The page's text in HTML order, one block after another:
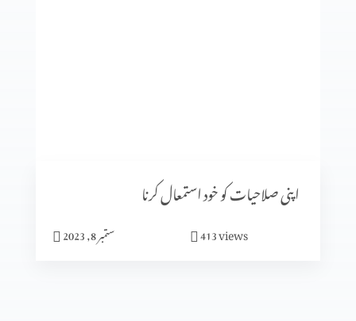
شادی کا الٰہی منصوبہ (حصہ2)
اپنی صلاحیات کو خود استمعال کرنا
ستمبر 8, 2023 413views